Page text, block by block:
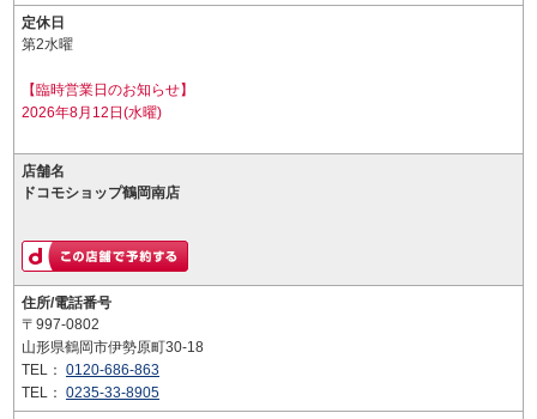
定休日
第2水曜
【臨時営業日のお知らせ】
2026年8月12日(水曜)
店舗名
ドコモショップ鶴岡南店
住所/電話番号
〒997-0802
山形県鶴岡市伊勢原町30-18
TEL： 0120-686-863
TEL： 0235-33-8905